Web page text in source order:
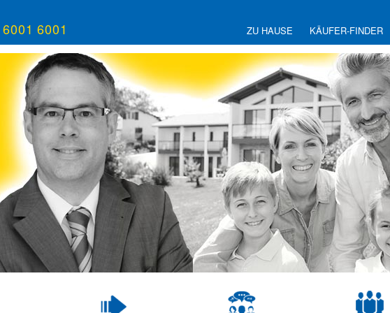
6001 ZU HAUSE KÄUFER-FINDER